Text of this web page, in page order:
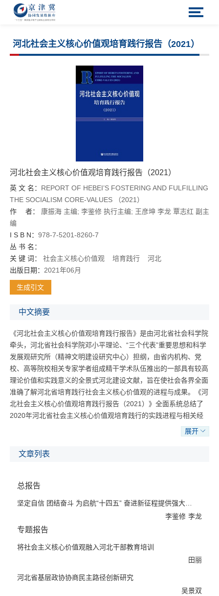
河北社会主义核心价值观培育践行报告（2021）
河北社会主义核心价值观培育践行报告（2021）
英 文 名： REPORT OF HEBEI’S FOSTERING AND FULFILLING
THE SOCIALISM CORE-VALUES （2021）
作 者：
康振海 主编; 李鉴修 执行主编; 王彦坤 李龙 覃志红 副主
编
I S B N： 978-7-5201-8260-7
丛 书 名：
关 键 词：
社会主义核心价值观 培育践行
河北
出版日期： 2021年06月
生成引文
中文摘要
《河北社会主义核心价值观培育践行报告》是由河北省社会科学院
牵头，河北省社会科学院邓小平理论、“三个代表”重要思想和科学
发展观研究所（精神文明建设研究中心）担纲，由省内机构、党
校、高等院校相关专家学者组成精干学术队伍推出的一部具有较高
理论价值和实践意义的全景式河北建设文献，旨在使社会各界全面
准确了解河北省培育践行社会主义核心价值观的进程与成果。《河
北社会主义核心价值观培育践行报告（2021）》全面系统总结了
2020年河北省社会主义核心价值观培育践行的实践进程与相关经
验，剖析了存在的问题及原因，并提出了2021年培育践行的对策
建议，从理论和实践相互联系的维度探讨了推动新时代河北社会主
义核心价值观培育践行的主要任务和实践要求。
括取得的进展和存在的问题，展望了2021年河北省社会主义核心
义核心价值观培育践行的总体思路和对策举措，包括提高思想认
识、聚焦大势大事、丰富载体平台、创新内容形式等，旨在为河北
社会主义核心价值观培育践行再上新台阶提供精神动力和理论支
撑。
专题报告部分推出了12篇研究报告。围绕西柏坡精神对培育社会主
练、传播路径、体制机制、社会影响等方面进行了深入思考和探
索；对《河北省文明行为促进条例》的实施效果和问题以及河北省
展开
文章列表
总报告
李鉴修 李龙
专题报告
田丽
将社会主义核心价值观融入河北干部教育培训
吴景双
河北省基层政协协商民主路径创新研究